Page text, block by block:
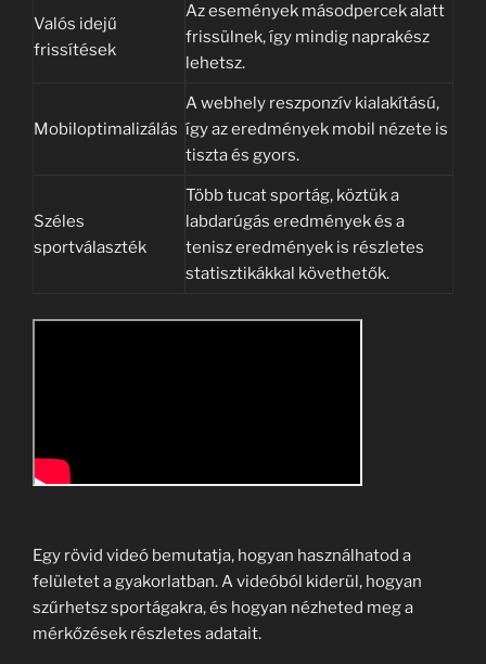
Valós idejű
frissítések
Az események másodpercek alatt
frissülnek, így mindig naprakész
lehetsz.
Mobiloptimalizálás
A webhely reszponzív kialakítású,
így az eredmények mobil nézete is
tiszta és gyors.
Széles
sportválaszték
Több tucat sportág, köztük a
labdarúgás eredmények és a
tenisz eredmények is részletes
statisztikákkal követhetők.
Egy rövid videó bemutatja, hogyan használhatod a
felületet a gyakorlatban. A videóból kiderül, hogyan
szűrhetsz sportágakra, és hogyan nézheted meg a
mérkőzések részletes adatait.